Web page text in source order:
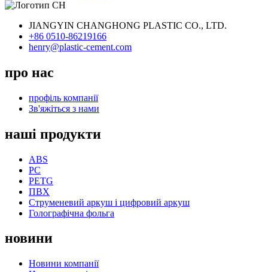
JIANGYIN CHANGHONG PLASTIC CO., LTD.
+86 0510-86219166
henry@plastic-cement.com
про нас
профіль компанії
Зв'яжіться з нами
наші продукти
ABS
PC
PETG
ПВХ
Струменевий аркуш і цифровий аркуш
Голографічна фольга
новини
Новини компанії